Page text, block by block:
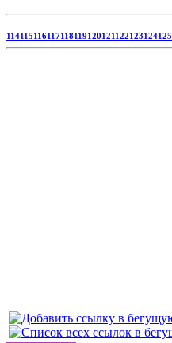
114115116117118119120121122123124125